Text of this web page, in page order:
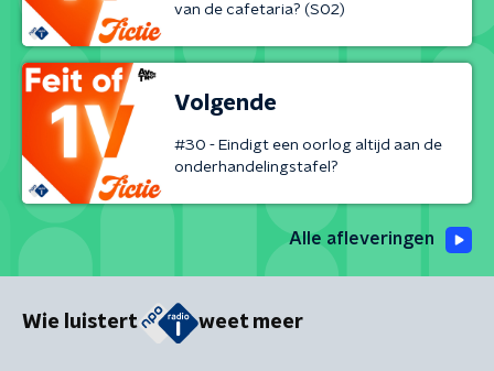
van de cafetaria? (S02)
Volgende
#30 - Eindigt een oorlog altijd aan de
onderhandelingstafel?
Alle afleveringen
Wie luistert weet meer